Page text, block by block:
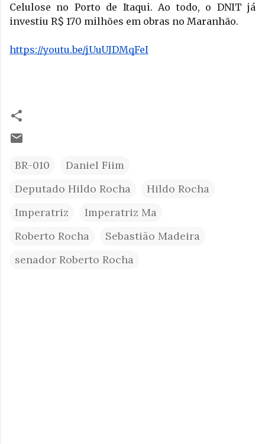
Celulose no Porto de Itaqui. Ao todo, o DNIT já
investiu R$ 170 milhões em obras no Maranhão.
https://youtu.be/jUuUJDMqFeI
BR-010
Daniel Fiim
Deputado Hildo Rocha
Hildo Rocha
Imperatriz
Imperatriz Ma
Roberto Rocha
Sebastião Madeira
senador Roberto Rocha